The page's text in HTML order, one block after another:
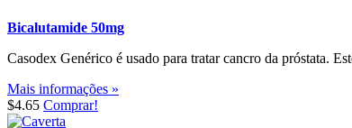
Bicalutamide 50mg
Casodex Genérico é usado para tratar cancro da próstata.
Mais informações »
$4.65 Comprar!